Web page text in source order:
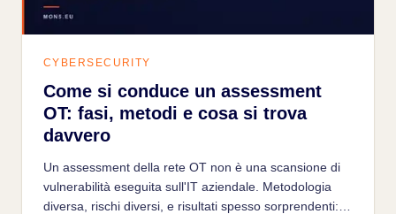
CYBERSECURITY
Come si conduce un assessment
OT: fasi, metodi e cosa si trova
davvero
Un assessment della rete OT non è una scansione di
vulnerabilità eseguita sull'IT aziendale. Metodologia
diversa, rischi diversi, e risultati spesso sorprendenti: